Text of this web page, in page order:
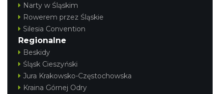
Narty w Śląskim
Rowerem przez Śląskie
Silesia Convention
Regionalne
Beskidy
Śląsk Cieszyński
Jura Krakowsko-Częstochowska
Kraina Górnej Odry